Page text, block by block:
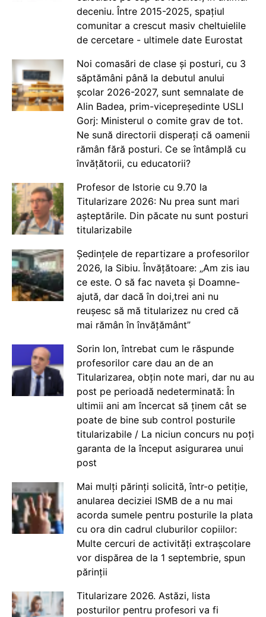
deceniu. Între 2015-2025, spațiul
comunitar a crescut masiv cheltuielile
de cercetare - ultimele date Eurostat
Noi comasări de clase și posturi, cu 3
săptămâni până la debutul anului
școlar 2026-2027, sunt semnalate de
Alin Badea, prim-vicepreședinte USLI
Gorj: Ministerul o comite grav de tot.
Ne sună directorii disperați că oamenii
rămân fără posturi. Ce se întâmplă cu
învățătorii, cu educatorii?
Profesor de Istorie cu 9.70 la
Titularizare 2026: Nu prea sunt mari
așteptările. Din păcate nu sunt posturi
titularizabile
Ședințele de repartizare a profesorilor
2026, la Sibiu. Învățătoare: „Am zis iau
ce este. O să fac naveta și Doamne-
ajută, dar dacă în doi,trei ani nu
reușesc să mă titularizez nu cred că
mai rămân în învățământ”
Sorin Ion, întrebat cum le răspunde
profesorilor care dau an de an
Titularizarea, obțin note mari, dar nu au
post pe perioadă nedeterminată: În
ultimii ani am încercat să ținem cât se
poate de bine sub control posturile
titularizabile / La niciun concurs nu poți
garanta de la început asigurarea unui
post
Mai mulți părinți solicită, într-o petiție,
anularea deciziei ISMB de a nu mai
acorda sumele pentru posturile la plata
cu ora din cadrul cluburilor copiilor:
Multe cercuri de activități extrașcolare
vor dispărea de la 1 septembrie, spun
părinții
Titularizare 2026. Astăzi, lista
posturilor pentru profesori va fi